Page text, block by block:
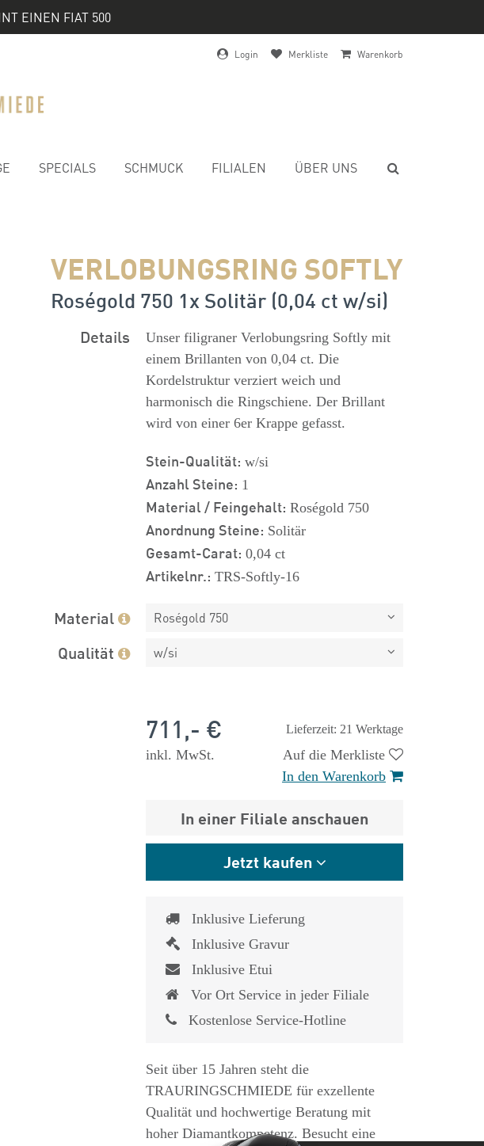
EINEN FIAT 500
Login Merkliste Warenkorb
SPECIALS SCHMUCK FILIALEN ÜBER UNS
VERLOBUNGSRING SOFTLY
Roségold 750 1x Solitär (0,04 ct w/si)
1.825,- €
Details
Unser filigraner Verlobungsring Softly mit
einem Brillanten von 0,04 ct. Die
Kordelstruktur verziert weich und
harmonisch die Ringschiene. Der Brillant
wird von einer 6er Krappe gefasst.
Stein-Qualität: w/si
Anzahl Steine: 1
Material / Feingehalt: Roségold 750
Anordnung Steine: Solitär
Gesamt-Carat: 0,04 ct
Artikelnr.: TRS-Softly-16
Material Roségold 750
Qualität w/si
Lieferzeit: 21 Werktage
711,- €
inkl. MwSt.
Auf die Merkliste
In den Warenkorb
In einer Filiale anschauen
Jetzt kaufen
Inklusive Lieferung
Inklusive Gravur
Inklusive Etui
Vor Ort Service in jeder Filiale
Kostenlose Service-Hotline
Seit über 15 Jahren steht die
TRAURINGSCHMIEDE für exzellente
Qualität und hochwertige Beratung mit
hoher Diamantkompetenz. Besucht eine